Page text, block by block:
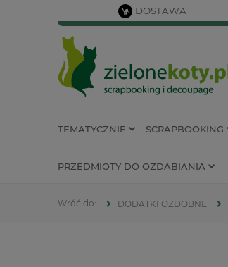
DOSTAWA
TEMATYCZNIE SCRAPBOOKING
PRZEDMIOTY DO OZDABIANIA
DODATKI OZDOBNE